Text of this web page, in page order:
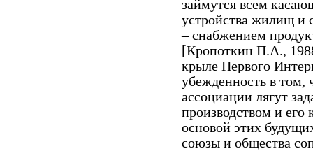
займутся всем
устройства жилищ и
– снабжением
[Кропоткин П.А.,
крыле Первого
убежденность в том,
ассоциации лягут
производством и
основой этих
союзы и общества